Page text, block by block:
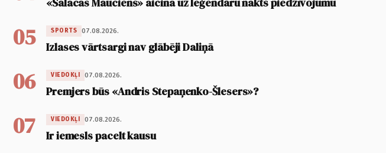
05 SPORTS 07.08.2026.
Izlases vārtsargi nav glābēji Daliņā
06 VIEDOKĻI 07.08.2026.
Premjers būs «Andris Stepaņenko-Šlesers»?
07 VIEDOKĻI 07.08.2026.
Ir iemesls pacelt kausu